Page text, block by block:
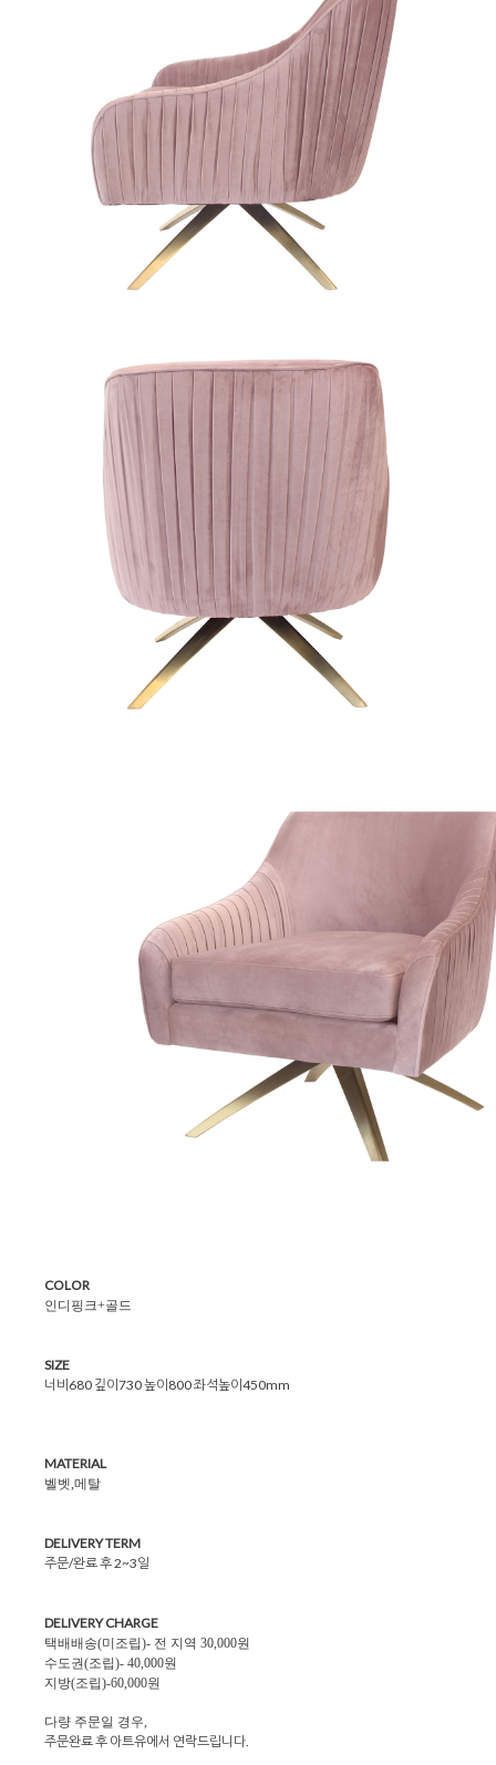
COLOR
인디핑크+골드
SIZE
너비680 깊이730 높이800 좌석높이450mm
MATERIAL
벨벳,메탈
DELIVERY TERM
주문/완료 후 2~3일
DELIVERY CHARGE
택배배송(미조립)- 전 지역 30,000원
수도권(조립)- 40,000원
지방(조립)-60,000원
다량 주문일 경우,
주문완료 후 아트유에서 연락드립니다.